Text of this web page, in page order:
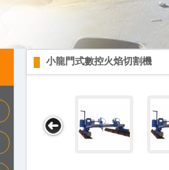
小龍門式數控火焰切割機